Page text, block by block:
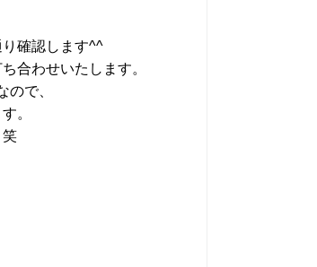
確認します^^
合わせいたします。
で、
。